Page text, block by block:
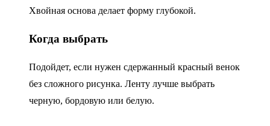
Хвойная основа делает форму глубокой.
Когда выбрать
Подойдет, если нужен сдержанный красный венок
без сложного рисунка. Ленту лучше выбрать
черную, бордовую или белую.